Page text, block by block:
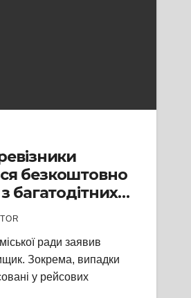
безкоштовно
багатодітних
ради заявив
Зокрема, випадки
у рейсових